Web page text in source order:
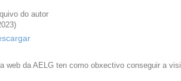
do autor
web da AELG ten como obxectivo conseguir a